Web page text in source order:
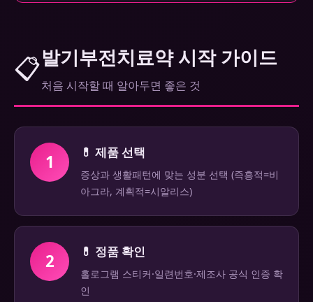
📋발기부전치료약 시작 가이드
처음 시작할 때 알아두면 좋은 것
1 💊 제품 선택
증상과 생활패턴에 맞는 성분 선택 (즉흥적=비
아그라, 계획적=시알리스)
2 💊 정품 확인
홀로그램 스티커·일련번호·제조사 공식 인증 확
인